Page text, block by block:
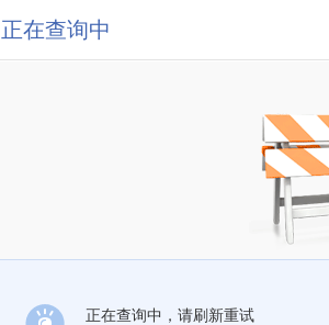
正在查询中
正在查询中，请刷新重试